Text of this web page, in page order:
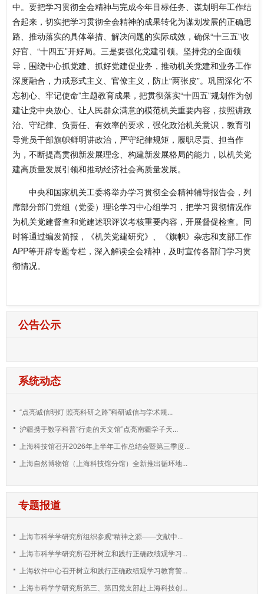
中。要把学习贯彻全会精神与完成今年目标任务、谋划明年工作结
合起来，切实把学习贯彻全会精神的成果转化为谋划发展的正确思
路、推动落实的具体举措、解决问题的实际成效，确保“十三五”收
好官、“十四五”开好局。三是要强化党建引领。坚持党的全面领
导，围绕中心抓党建、抓好党建促业务，推动机关党建和业务工作
深度融合，力戒形式主义、官僚主义，防止“两张皮”。巩固深化“不
忘初心、牢记使命”主题教育成果，把贯彻落实“十四五”规划作为创
建让党中央放心、让人民群众满意的模范机关重要内容，按照讲政
治、守纪律、负责任、有效率的要求，强化政治机关意识，教育引
导党员干部旗帜鲜明讲政治，严守纪律规矩，履职尽责、担当作
为，不断提高贯彻新发展理念、构建新发展格局的能力，以机关党
建高质量发展引领和推动经济社会高质量发展。
中央和国家机关工委将举办学习贯彻全会精神辅导报告会，列
席部分部门党组（党委）理论学习中心组学习，把学习贯彻情况作
为机关党建督查和党建述职评议考核重要内容，开展督促检查。同
时将通过编发简报，《机关党建研究》、《旗帜》杂志和支部工作
APP等开辟专题专栏，深入解读全会精神，及时宣传各部门学习贯
彻情况。
公告公示
系统动态
“点亮诚信明灯 照亮科研之路”科研诚信与学术规...
沪疆携手数字科普“行走的天文馆”点亮南疆学子天...
上海科技馆召开2026年上半年工作总结会暨第三季度...
上海自然博物馆（上海科技馆分馆）全新推出循环地...
专题报道
上海市科学学研究所组织参观“精神之源——文献中...
上海市科学学研究所召开树立和践行正确政绩观学习...
上海软件中心召开树立和践行正确政绩观学习教育警...
上海市科学学研究所第三、第四党支部赴上海科技创...